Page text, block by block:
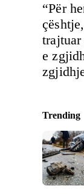
“Për
trajtuar
e
Trending